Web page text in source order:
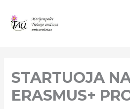
prie
turinio
STARTUOJA
ERASMUS+